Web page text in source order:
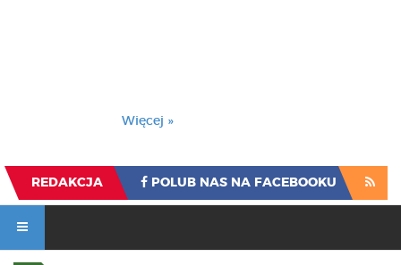
Więcej »
REDAKCJA POLUB NAS NA FACEBOOKU